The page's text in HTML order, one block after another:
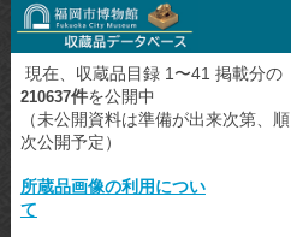
現在、収蔵品目録 1〜41 掲載分の
210637件を公開中
（未公開資料は準備が出来次第、順
次公開予定）
所蔵品画像の利用につい
て